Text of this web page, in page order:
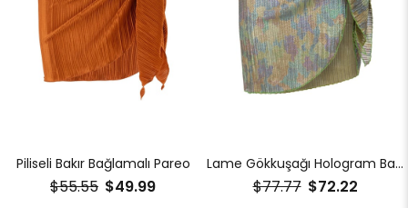
Piliseli Bakır Bağlamalı Pareo
$49.99
$55.55
Lame Gökkuşağı Hologram Bağlamalı Pareo
$72.22
$77.77